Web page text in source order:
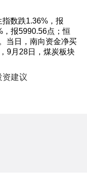
数跌1.36%，报
报5990.56点；恒
当日，南向资金净买
9月28日，煤炭板块
建议